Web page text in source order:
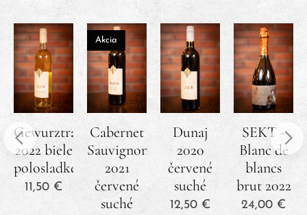
Gewurztraminer
2022 biele
polosladké
11,50 €
Cabernet
Sauvignon
2021
červené
suché
Akcia
Dunaj
2020
červené
suché
12,50 €
SEKT -
Blanc de
blancs
brut 2022
24,00 €